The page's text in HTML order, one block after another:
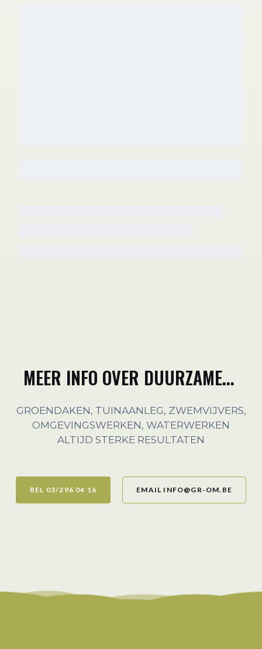
MEER INFO OVER DUURZAME...
GROENDAKEN, TUINAANLEG, ZWEMVIJVERS,
OMGEVINGSWERKEN, WATERWERKEN
ALTIJD STERKE RESULTATEN
BEL 03/296 04 16 EMAIL INFO@GR-OM.BE